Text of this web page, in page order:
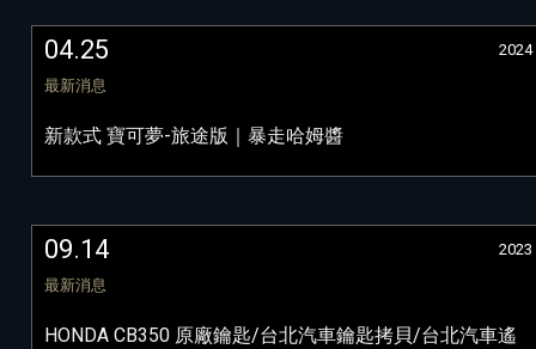
04.25
2024
最新消息
新款式 寶可夢-旅途版｜暴走哈姆醬
09.14
2023
最新消息
HONDA CB350 原廠鑰匙/台北汽車鑰匙拷貝/台北汽車遙